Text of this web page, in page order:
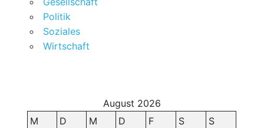
Politik
Soziales
Wirtschaft
August 2026
M
D M D F S
S